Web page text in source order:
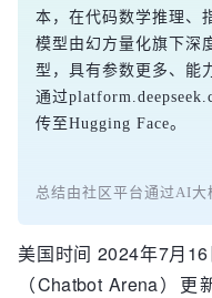
本，在代码数学推理、
模型由幻方量化旗下深
型，具有参数更多、能
通过
传至Hugging Face。
总结由社区平台通过AI大
美国时间 2024年7月
（Chatbot Arena）